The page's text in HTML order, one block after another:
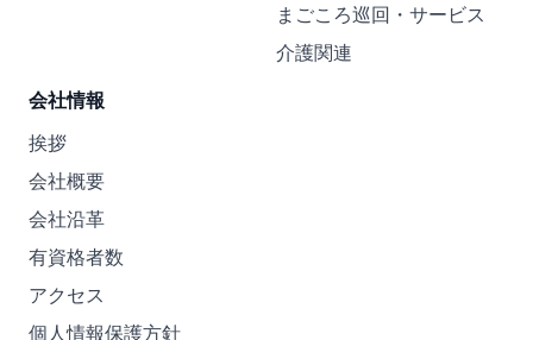
まごころ巡回・サービス
介護関連
会社情報
挨拶
会社概要
会社沿革
有資格者数
アクセス
個人情報保護方針